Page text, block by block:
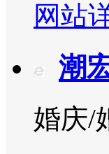
网站
潮
婚庆/